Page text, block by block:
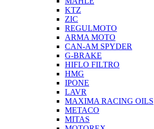
KTZ
ZIC
REGULMOTO
ARMA MOTO
CAN-AM SPYDER
G-BRAKE
HIFLO FILTRO
HMG
IPONE
LAVR
MAXIMA RACING OILS
METACO
MITAS